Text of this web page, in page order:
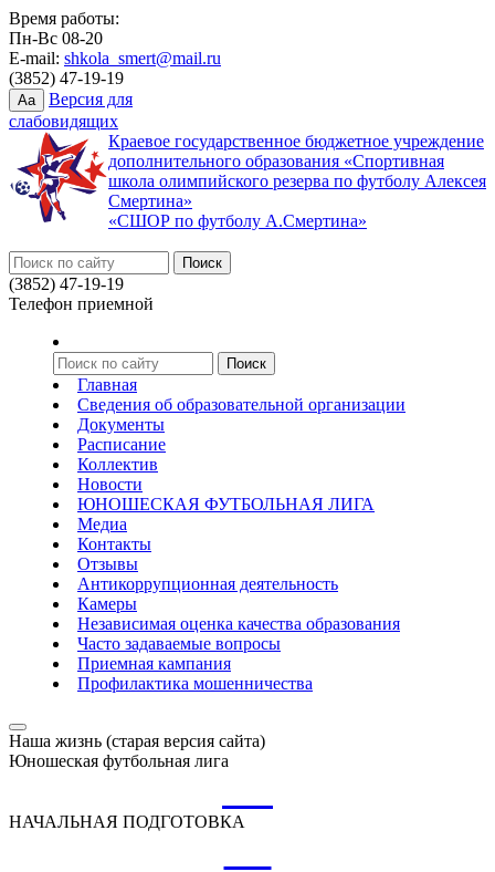
Время работы:
Пн-Вс 08-20
E-mail: shkola_smert@mail.ru
(3852) 47-19-19
Aa
Версия для
слабовидящих
Краевое государственное бюджетное учреждение
дополнительного образования «Спортивная
школа олимпийского резерва по футболу Алексея
Смертина»
«СШОР по футболу А.Смертина»
(3852) 47-19-19
Телефон приемной
Главная
Сведения об образовательной организации
Документы
Расписание
Коллектив
Новости
ЮНОШЕСКАЯ ФУТБОЛЬНАЯ ЛИГА
Медиа
Контакты
Отзывы
Антикоррупционная деятельность
Камеры
Независимая оценка качества образования
Часто задаваемые вопросы
Приемная кампания
Профилактика мошенничества
Наша жизнь (старая версия сайта)
Юношеская футбольная лига
НАЧАЛЬНАЯ ПОДГОТОВКА